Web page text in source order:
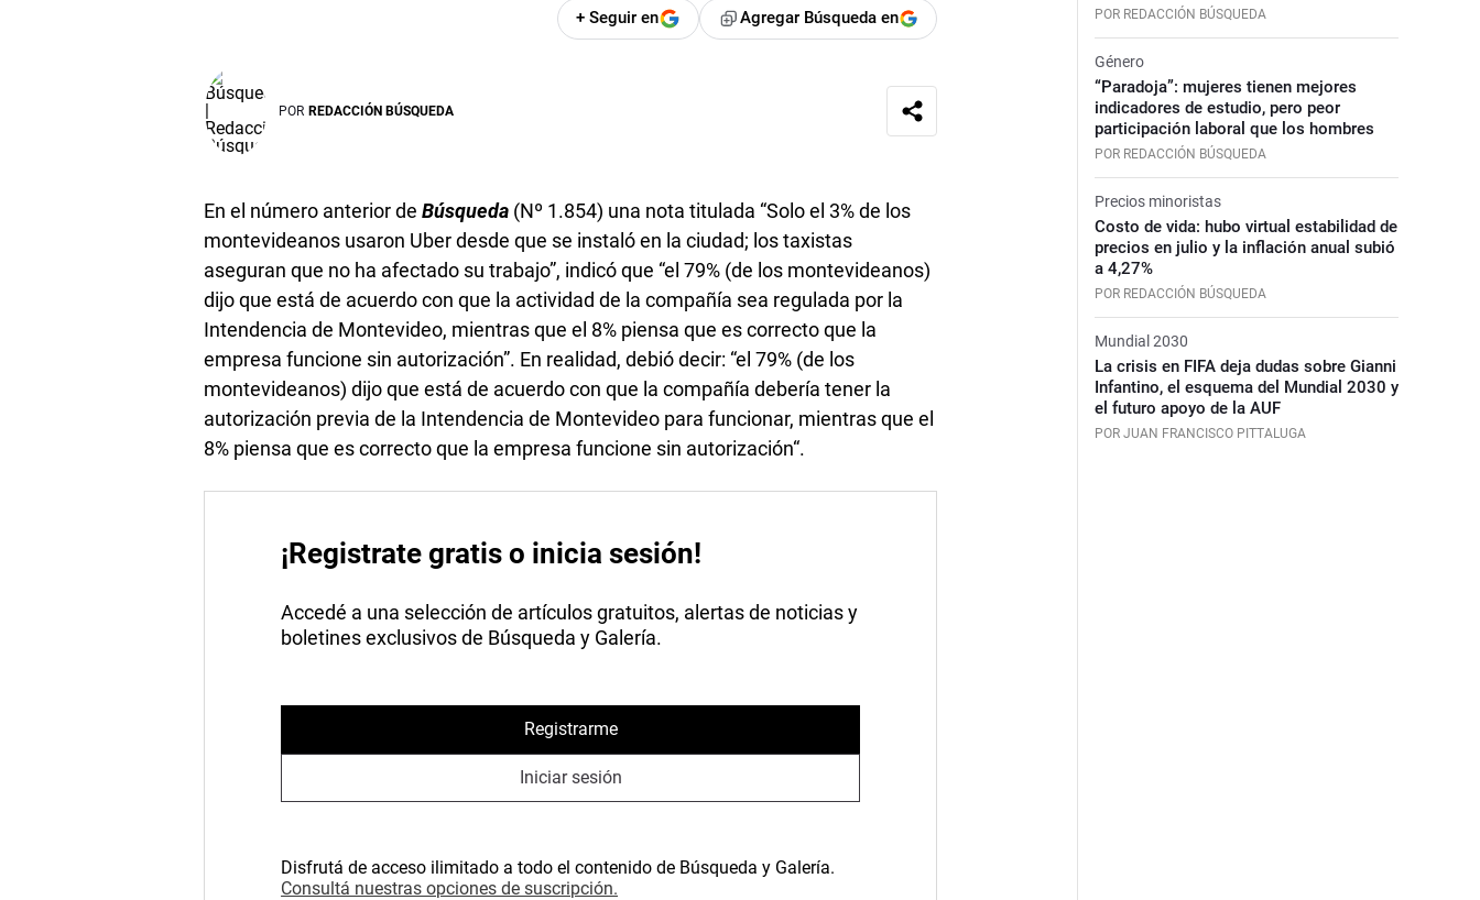
+ Seguir en Agregar Búsqueda en
POR REDACCIÓN BÚSQUEDA
En el número anterior deBúsqueda (Nº 1.854) una nota titulada “Solo el 3% de los
montevideanos usaron Uber desde que se instaló en la ciudad; los taxistas
aseguran que no ha afectado su trabajo”, indicó que “el 79% (de los montevideanos)
dijo que está de acuerdo con que la actividad de la compañía sea regulada por la
Intendencia de Montevideo, mientras que el 8% piensa que es correcto que la
empresa funcione sin autorización”. En realidad, debió decir: “el 79% (de los
montevideanos) dijo que está de acuerdo con que la compañía debería tener la
autorización previa de la Intendencia de Montevideo para funcionar, mientras que el
8% piensa que es correcto que la empresa funcione sin autorización“.
¡Registrate gratis o inicia sesión!
Accedé a una selección de artículos gratuitos, alertas de noticias y
boletines exclusivos de Búsqueda y Galería.
Registrarme
Iniciar sesión
Disfrutá de acceso ilimitado a todo el contenido de Búsqueda y Galería.
Consultá nuestras opciones de suscripción.
POR REDACCIÓN BÚSQUEDA
Género
“Paradoja”: mujeres tienen mejores
indicadores de estudio, pero peor
participación laboral que los hombres
POR REDACCIÓN BÚSQUEDA
Precios minoristas
Costo de vida: hubo virtual estabilidad de
precios en julio y la inflación anual subió
a 4,27%
POR REDACCIÓN BÚSQUEDA
Mundial 2030
La crisis en FIFA deja dudas sobre Gianni
Infantino, el esquema del Mundial 2030 y
el futuro apoyo de la AUF
POR JUAN FRANCISCO PITTALUGA